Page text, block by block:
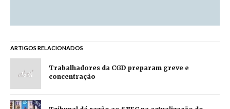
ARTIGOS RELACIONADOS
Trabalhadores da CGD preparam greve e
concentração